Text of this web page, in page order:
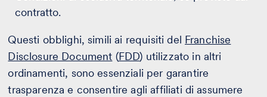
contratto.
Questi obblighi, simili ai requisiti del Franchise
Disclosure Document (FDD) utilizzato in altri
ordinamenti, sono essenziali per garantire
trasparenza e consentire agli affiliati di assumere